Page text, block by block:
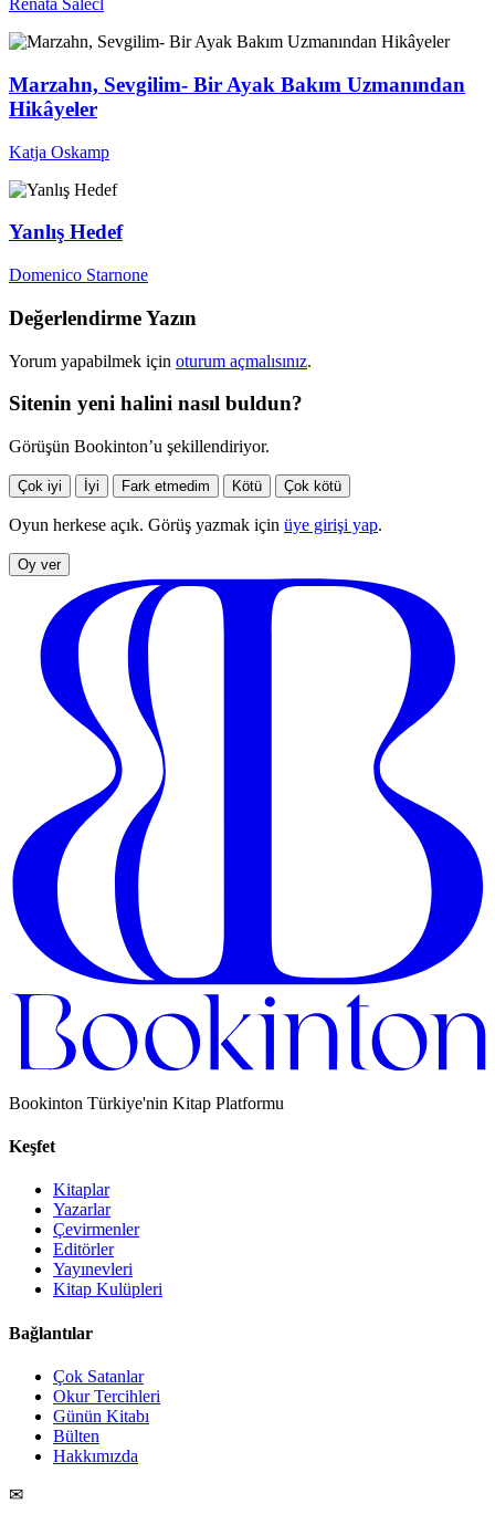
Renata Salecl
Marzahn, Sevgilim- Bir Ayak Bakım Uzmanından
Hikâyeler
Katja Oskamp
Yanlış Hedef
Domenico Starnone
Değerlendirme Yazın
Yorum yapabilmek için oturum açmalısınız.
Sitenin yeni halini nasıl buldun?
Görüşün Bookinton’u şekillendiriyor.
Çok iyi İyi Fark etmedim Kötü Çok kötü
Oyun herkese açık. Görüş yazmak için üye girişi yap.
Oy ver
Bookinton Türkiye'nin Kitap Platformu
Keşfet
Kitaplar
Yazarlar
Çevirmenler
Editörler
Yayınevleri
Kitap Kulüpleri
Bağlantılar
Çok Satanlar
Okur Tercihleri
Günün Kitabı
Bülten
Hakkımızda
✉